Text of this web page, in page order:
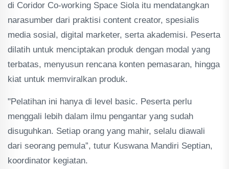
di Coridor Co-working Space Siola itu mendatangkan
narasumber dari praktisi content creator, spesialis
media sosial, digital marketer, serta akademisi. Peserta
dilatih untuk menciptakan produk dengan modal yang
terbatas, menyusun rencana konten pemasaran, hingga
kiat untuk memviralkan produk.
"Pelatihan ini hanya di level basic. Peserta perlu
menggali lebih dalam ilmu pengantar yang sudah
disuguhkan. Setiap orang yang mahir, selalu diawali
dari seorang pemula”, tutur Kuswana Mandiri Septian,
koordinator kegiatan.